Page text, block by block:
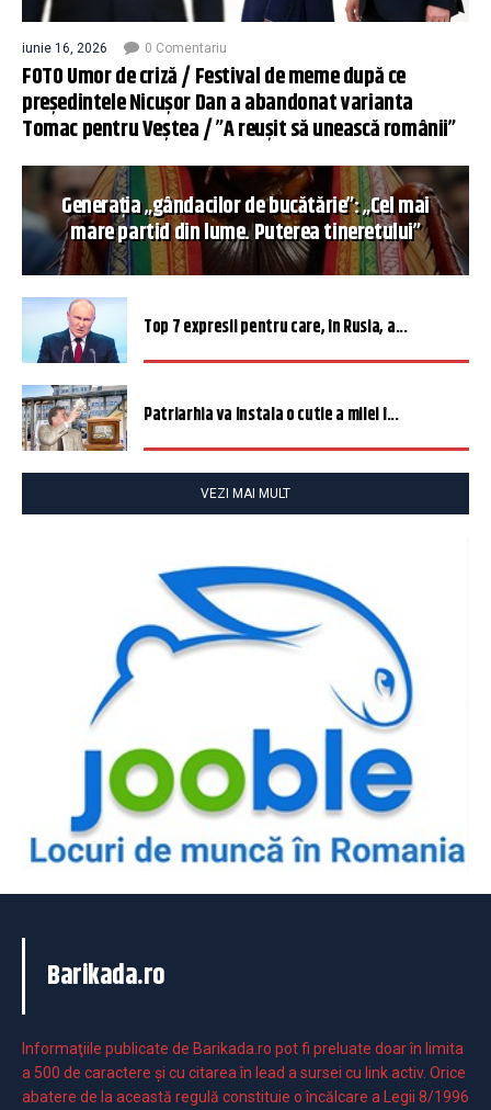
iunie 16, 2026 0 Comentariu
FOTO Umor de criză / Festival de meme după ce
președintele Nicușor Dan a abandonat varianta
Tomac pentru Veștea / ”A reușit să unească românii”
Generația „gândacilor de bucătărie”: „Cel mai
mare partid din lume. Puterea tineretului”
Top 7 expresii pentru care, în Rusia, a...
Patriarhia va instala o cutie a milei î...
VEZI MAI MULT
Barikada.ro
Informaţiile publicate de Barikada.ro pot fi preluate doar în limita
a 500 de caractere şi cu citarea în lead a sursei cu link activ. Orice
abatere de la această regulă constituie o încălcare a Legii 8/1996